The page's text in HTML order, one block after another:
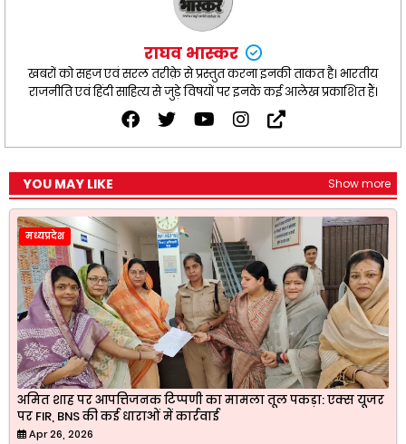
राघव भास्कर
खबरों को सहज एवं सरल तरीक़े से प्रस्तुत करना इनकी ताकत है। भारतीय
राजनीति एवं हिंदी साहित्य से जुड़े विषयों पर इनके कई आलेख प्रकाशित हैं।
YOU MAY LIKE Show more
मध्यप्रदेश
अमित शाह पर आपत्तिजनक टिप्पणी का मामला तूल पकड़ा: एक्स यूजर
पर FIR, BNS की कई धाराओं में कार्रवाई
Apr 26, 2026